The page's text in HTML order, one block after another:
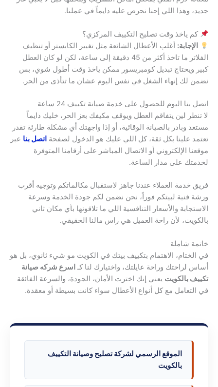
جديد، وهذا اللي إحنا نحرص عليه دايماً في عملنا.
كم ياخذ وقت تصليح التكييف المركزي؟
الإجابة: أغلب الأعطال الشائعة مثل تغيير الكابستر أو تنظيف
الفلاتر ما تاخذ أكثر من 45 دقيقة إلى ساعة، لكن لو كان العطل
كبير ويحتاج تبديل كومبريسور ممكن ياخذ وقت أطول شوي، بس
نضمن لك إنهاء الشغل في نفس اليوم عشان ما تتأذى من الحر.
اتصل بنا اليوم للحصول على خدمة صيانة تكييف 24 ساعة
لا تنطر لين يتفاقم العطل ويوقف مكيفك بعز الحر، خليك دايماً
مستعد وبادر بالصيانة الوقائية، أو إذا واجهتك أي مشكلة طارئة تقدر
تعتمد علينا بكل ثقة، كل اللي عليك هو الدخول لصفحة اتصل بنا عبر
موقعنا الإلكتروني أو الاتصال المباشر على أرقامنا المتوفرة
لخدمتك على مدار الساعة.
فريق خدمة العملاء عندنا جاهز لاستقبال مكالماتكم وتوجيه أقرب
ورشة فنية لبيتكم فوراً، نحن نضمن لكم جودة الخدمة وسرعة
الاستجابة والأسعار التنافسية اللي ما تلاقونها بأي مكان ثاني
بالكويت، لأن راحة العميل هي راس مالنا الحقيقي.
خاتمة شاملة
في الختام، الاهتمام بتكييف بيتك في الكويت مو شيء ثانوي، بل هو
أساس لراحتك وراحة عايلتك، واختيارك لنا كـ اسرع شركه صيانة
تكييف بالكويت يعني إنك اخترت الأمان، الجودة، والسرعة الفائقة
في التعامل مع كل أنواع الأعطال سواء كانت بسيطة أو معقدة.
الموقع الرسمي لشركة تصليح وصيانة التكييف
بالكويت